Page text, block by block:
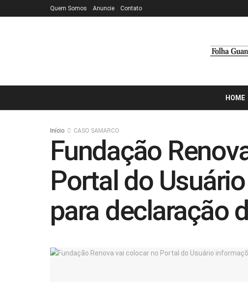
Quem Somos Anuncie Contato
HOME
Início CASO SAMARCO
Fundação
Portal do
para declaração